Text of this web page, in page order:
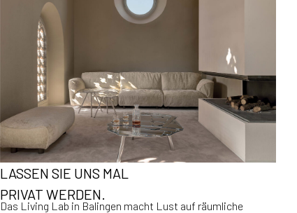
LASSEN SIE UNS MAL
PRIVAT WERDEN.
Das Living Lab in Balingen macht Lust auf räumliche